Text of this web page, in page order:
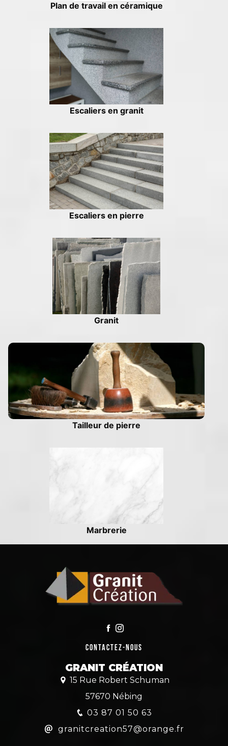
Plan de travail en céramique
Escaliers en granit
Escaliers en pierre
Granit
Tailleur de pierre
Marbrerie
Contactez-nous
GRANIT CRÉATION
15 Rue Robert Schuman
57670 Nébing
03 87 01 50 63
granitcreation57@orange.fr